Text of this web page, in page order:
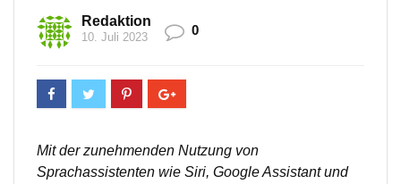
Redaktion
10. Juli 2023 0
Mit der zunehmenden Nutzung von
Sprachassistenten wie Siri, Google Assistant und